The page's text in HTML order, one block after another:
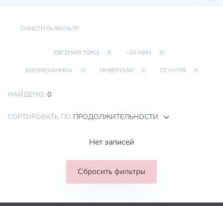
ОЧИСТИТЬ ФИЛЬТР
ЕВГЕНИЯ ТОКЦ ~20 МИН
БИОМЕХАНИКА ИНВЕРСИИ ОТ НУЛЯ
НАЙДЕНО: 0
СОРТИРОВАТЬ ПО ПРОДОЛЖИТЕЛЬНОСТИ
Нет записей
Сбросить фильтры